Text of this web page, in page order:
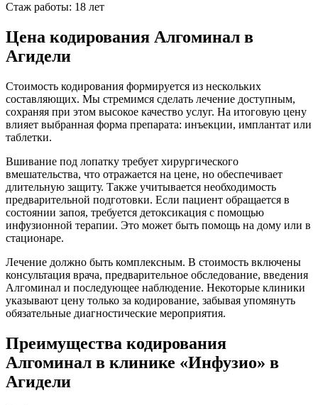
Стаж работы: 18 лет
Цена кодирования Алгоминал в
Агидели
Стоимость кодирования формируется из нескольких
составляющих. Мы стремимся сделать лечение доступным,
сохраняя при этом высокое качество услуг. На итоговую цену
влияет выбранная форма препарата: инъекции, имплантат или
таблетки.
Вшивание под лопатку требует хирургического
вмешательства, что отражается на цене, но обеспечивает
длительную защиту. Также учитывается необходимость
предварительной подготовки. Если пациент обращается в
состоянии запоя, требуется детоксикация с помощью
инфузионной терапии. Это может быть помощь на дому или в
стационаре.
Лечение должно быть комплексным. В стоимость включены
консультация врача, предварительное обследование, введения
Алгоминал и последующее наблюдение. Некоторые клиники
указывают цену только за кодирование, забывая упомянуть
обязательные диагностические мероприятия.
Преимущества кодирования
Алгоминал в клинике «Инфузио» в
Агидели